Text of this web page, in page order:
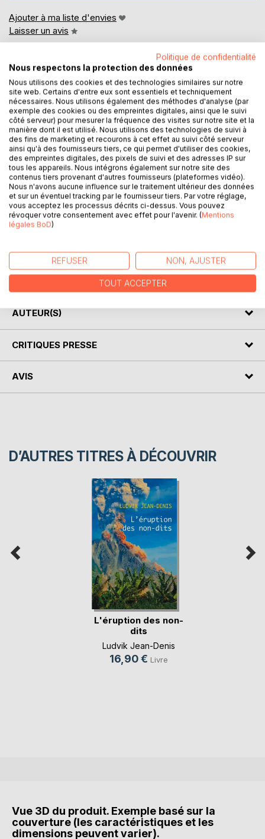
Ajouter à ma liste d'envies
Laisser un avis
DESCRIPTION
« Autant les passions peuvent être destructrices, mais
quand elles deviennent amères, c'est la fin de tout... ou
presque. »
Chaque matin est un supplice pour Matthew, un jeune
antillais, tiraillé par mille et une questions sur l'existence
humaine.
Sa rupture avec sa petite amie Laurina et sa rencontre
D'Angers à Paris, Matthew se laisse emporter par
d'incroyables aventures aux allures de récit initiatique, qui
lui permettront de mieux appréhender le monde.
AUTEUR(S)
CRITIQUES PRESSE
AVIS
D’AUTRES TITRES À DÉCOUVRIR
L'éruption des non-
dits
Ludvik Jean-Denis
16,90 € Livre
Vue 3D du produit. Exemple basé sur la
couverture (les caractéristiques et les
dimensions peuvent varier).
Politique de confidentialité
Nous respectons la protection des données
Nous utilisons des cookies et des technologies similaires sur notre
site web. Certains d'entre eux sont essentiels et techniquement
nécessaires. Nous utilisons également des méthodes d'analyse (par
exemple des cookies ou des empreintes digitales, ainsi que le suivi
côté serveur) pour mesurer la fréquence des visites sur notre site et la
manière dont il est utilisé. Nous utilisons des technologies de suivi à
des fins de marketing et recourons à cet effet au suivi côté serveur
ainsi qu'à des fournisseurs tiers, ce qui permet d'utiliser des cookies,
des empreintes digitales, des pixels de suivi et des adresses IP sur
tous les appareils. Nous intégrons également sur notre site des
contenus tiers provenant d'autres fournisseurs (plateformes vidéo).
Nous n'avons aucune influence sur le traitement ultérieur des données
et sur un éventuel tracking par le fournisseur tiers. Par votre réglage,
vous acceptez les processus décrits ci-dessus. Vous pouvez
révoquer votre consentement avec effet pour l'avenir. (Mentions
légales BoD)
REFUSER NON, AJUSTER
TOUT ACCEPTER